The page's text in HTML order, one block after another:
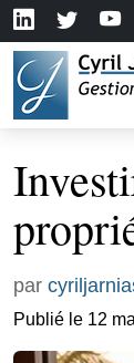
par
Publié le 12